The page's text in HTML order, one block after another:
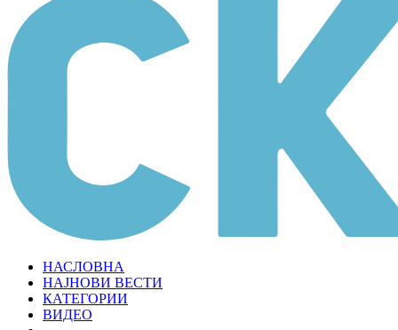
НАСЛОВНА
НАЈНОВИ ВЕСТИ
КАТЕГОРИИ
ВИДЕО